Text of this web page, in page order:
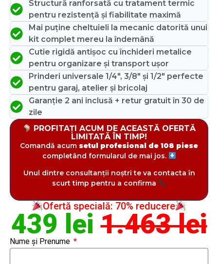
Structură ranforsată cu tratament termic
pentru rezistență și fiabilitate maximă
Mai puține cheltuieli la mecanic datorită unui
kit complet mereu la îndemână
Cutie rigidă antișoc cu închideri metalice
pentru organizare și transport ușor
Prinderi universale 1/4", 3/8" și 1/2" perfecte
pentru garaj, atelier și bricolaj
Garanție 2 ani inclusă + retur gratuit în 30 de
zile
PROFITAȚI ACUM DE ACEASTĂ OFERTĂ
LIMITATĂ ÎN TIMP!
Comandă acum setul profesional de 108 piese
completând formularul de mai jos.
Unul dintre consultanții noștri te va contacta în
scurt timp pentru a confirma
Ofertă specială: 70% reducere
439 lei1.463 lei
Nume și Prenume